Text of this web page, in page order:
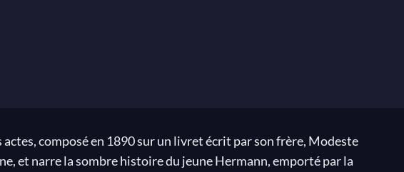
actes, composé en 1890 sur un livret écrit par son frère, Modeste
et narre la sombre histoire du jeune Hermann, emporté par la